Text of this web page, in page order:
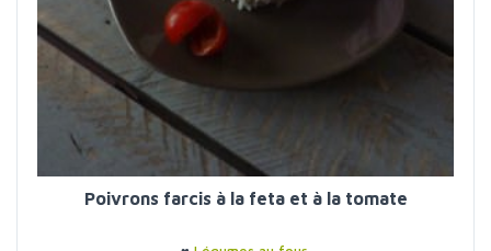
Poivrons farcis à la feta et à la tomate